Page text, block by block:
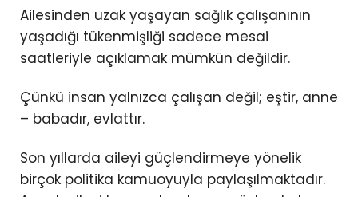
Ailesinden uzak yaşayan sağlık çalışanının
yaşadığı tükenmişliği sadece mesai
saatleriyle açıklamak mümkün değildir.
Çünkü insan yalnızca çalışan değil; eştir, anne
– babadır, evlattır.
Son yıllarda aileyi güçlendirmeye yönelik
birçok politika kamuoyuyla paylaşılmaktadır.